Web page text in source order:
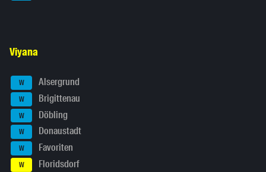
Viyana
W Alsergrund
W Brigittenau
W Döbling
W Donaustadt
W Favoriten
W Floridsdorf